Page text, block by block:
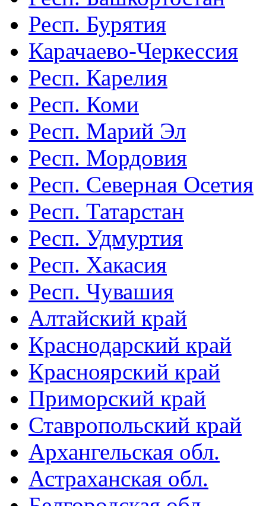
Респ. Бурятия
Карачаево-Черкессия
Респ. Карелия
Респ. Коми
Респ. Марий Эл
Респ. Мордовия
Респ. Северная Осетия
Респ. Татарстан
Респ. Удмуртия
Респ. Хакасия
Респ. Чувашия
Алтайский край
Краснодарский край
Красноярский край
Приморский край
Ставропольский край
Архангельская обл.
Астраханская обл.